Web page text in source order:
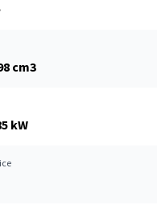
cm3
kW